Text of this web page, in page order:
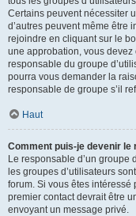
Certains peuvent nécessiter
d’autres peuvent même être
rejoindre en cliquant sur le
une approbation, vous
responsable du groupe
pourra vous demander la
responsable de groupe s’il
Haut
Comment puis-je devenir le
Le responsable d’un groupe
les groupes d’utilisateurs
forum. Si vous êtes intéressé
premier contact devrait être
envoyant un message privé.